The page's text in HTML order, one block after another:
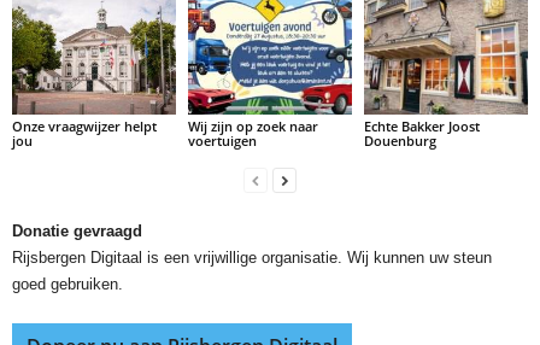
Onze vraagwijzer helpt
jou
Wij zijn op zoek naar
voertuigen
Echte Bakker Joost
Douenburg
Donatie gevraagd
Rijsbergen Digitaal is een vrijwillige organisatie. Wij kunnen uw steun
goed gebruiken.